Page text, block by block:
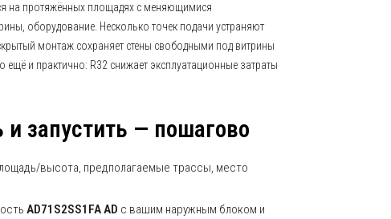
на протяжённых площадях с меняющимися
оборудование. Несколько точек подачи устраняют
монтаж сохраняет стены свободными под витрины
ещё и практично: R32 снижает эксплуатационные затраты
и запустить — пошагово
высота, предполагаемые трассы, место
AD71S2SS1FA AD с вашим наружным блоком и